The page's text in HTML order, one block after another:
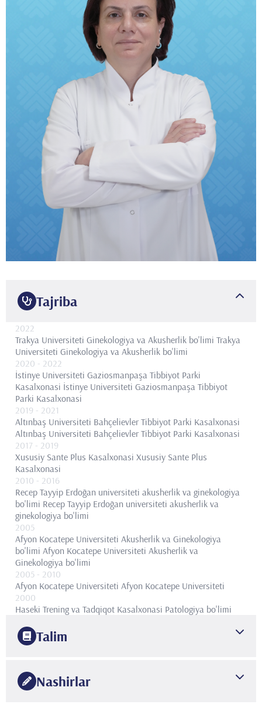
Tajriba
2022
Trakya Universiteti Ginekologiya va Akusherlik bo'limi Trakya
Universiteti Ginekologiya va Akusherlik bo'limi
2020 - 2022
İstinye Universiteti Gaziosmanpaşa Tibbiyot Parki
Kasalxonasi İstinye Universiteti Gaziosmanpaşa Tibbiyot
Parki Kasalxonasi
2019 - 2021
Altınbaş Universiteti Bahçelievler Tibbiyot Parki Kasalxonasi
Altınbaş Universiteti Bahçelievler Tibbiyot Parki Kasalxonasi
2017 - 2019
Xususiy Sante Plus Kasalxonasi Xususiy Sante Plus
Kasalxonasi
2010 - 2016
Recep Tayyip Erdoğan universiteti akusherlik va ginekologiya
bo'limi Recep Tayyip Erdoğan universiteti akusherlik va
ginekologiya bo'limi
2005
Afyon Kocatepe Universiteti Akusherlik va Ginekologiya
bo'limi Afyon Kocatepe Universiteti Akusherlik va
Ginekologiya bo'limi
2005 - 2010
Afyon Kocatepe Universiteti Afyon Kocatepe Universiteti
2000
Haseki Trening va Tadqiqot Kasalxonasi Patologiya bo'limi
2000- 2004
Zeynep Kamil ayollar va bolalar kasalliklari bo'yicha o'quv va
tadqiqot shifoxonasi ginekologiya va akusherlik bo'limi
1999- 2000
Talim
Istanbul universiteti
2008Nashirlar